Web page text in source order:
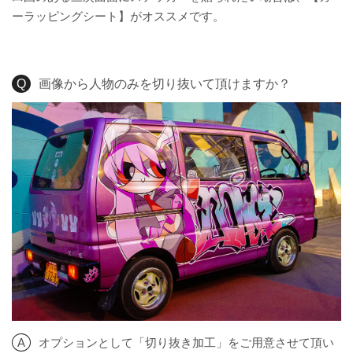
ーラッピングシート】がオススメです。
画像から人物のみを切り抜いて頂けますか？
オプションとして「切り抜き加工」をご用意させて頂い